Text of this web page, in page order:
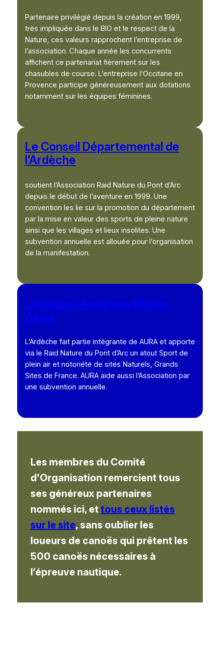
Partenaire privilégié depuis la création en 1999,
très impliquée dans le BIO et le respect de la
Nature, ces valeurs rapprochent l’entreprise de
l’association. Chaque année les concurrents
affichent ce partenariat fièrement sur les
chasubles de course. L’entreprise l’Occitane en
Provence participe généreusement aux dotations
notamment sur les équipes féminines.
Le Conseil Départemental de
l’Ardèche
soutient l’Association Raid Nature du Pont d’Arc
depuis le début de l’aventure en 1999. Une
convention les lie sur la promotion du département
par la mise en valeur des sports de pleine nature
ainsi que les villages et lieux insolites. Une
subvention annuelle est allouée pour l’organisation
de la manifestation.
La Région Auvergne Rhône
Alpes
L’Ardèche fait partie intégrante de AURA et apporte
via le Raid Nature du Pont d’Arc un atout Sport de
plein air et notoriété de sites Naturels, Grands
Sites de France. AURA aide aussi l’Association par
une subvention annuelle.
Les membres du Comité
d’Organisation remercient tous
ses généreux partenaires
nommés ici, et tous ceux listés
sur le site, sans oublier les
loueurs de canoës qui prêtent les
500 canoës nécessaires à
l’épreuve nautique.